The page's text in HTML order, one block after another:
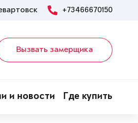
+73466670150
Вызвать замерщика
и новости Где купить